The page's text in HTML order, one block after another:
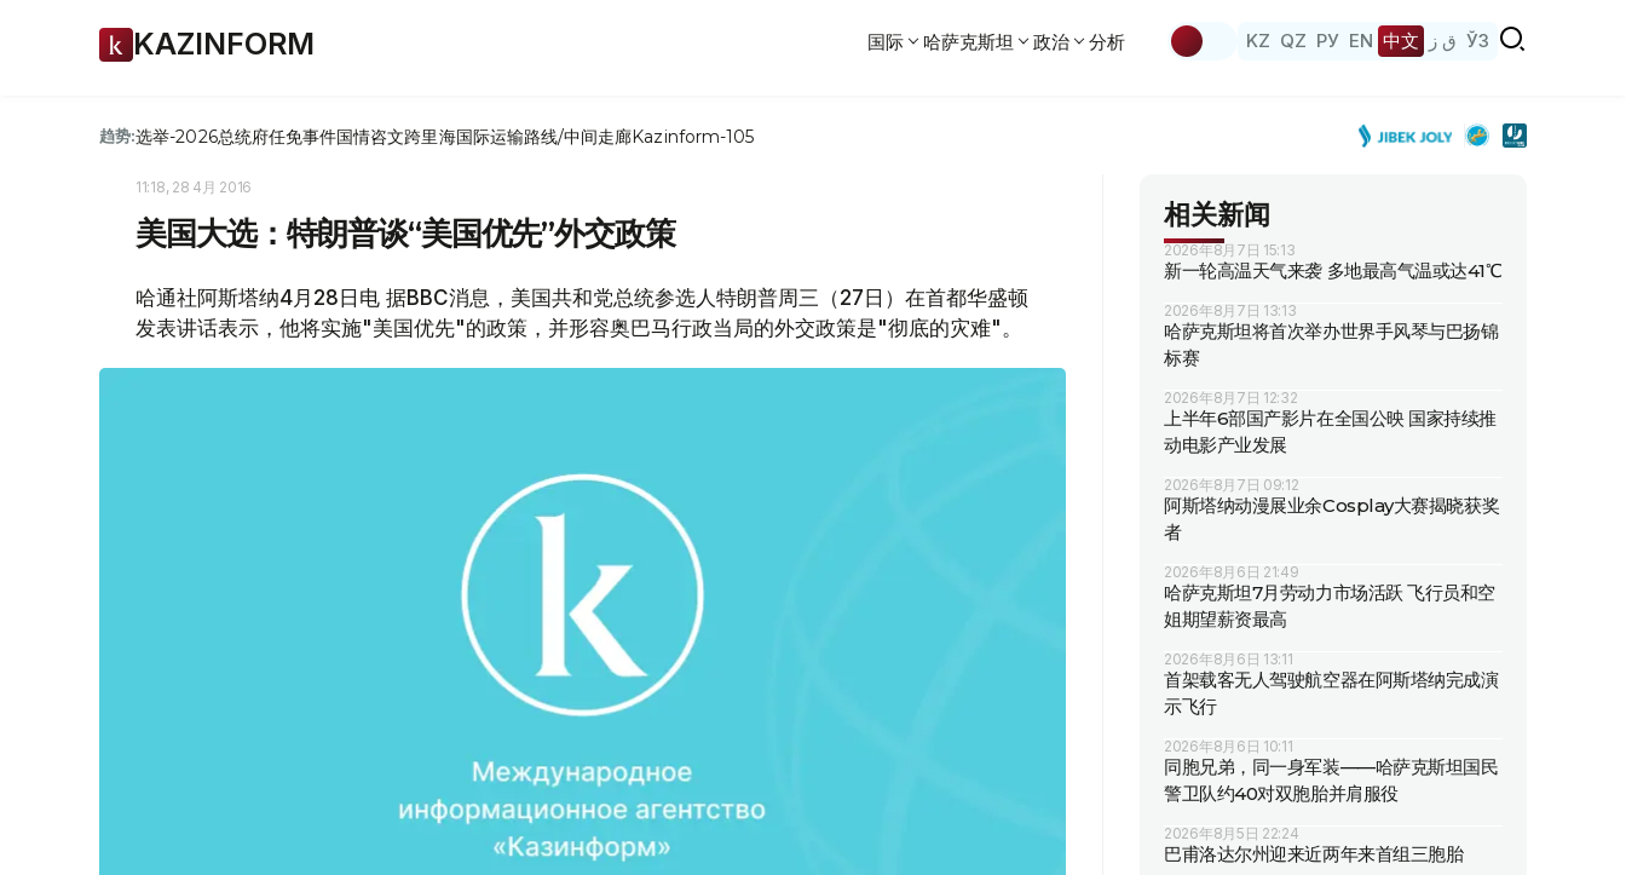
KAZINFORM 国际 哈萨克斯坦 政治 分析 KZ QZ РУ EN 中文 ق ز ЎЗ
趋势:选举-2026总统府任免事件国情咨文跨里海国际运输路线/中间走廊Kazinform-105
11:18, 28 4月 2016
美国大选：特朗普谈“美国优先”外交政策
哈通社阿斯塔纳4月28日电 据BBC消息，美国共和党总统参选人特朗普周三（27日）在首都华盛顿
发表讲话表示，他将实施"美国优先"的政策，并形容奥巴马行政当局的外交政策是"彻底的灾难"。
相关新闻
2026年8月7日 15:13
新一轮高温天气来袭 多地最高气温或达41℃
2026年8月7日 13:13
哈萨克斯坦将首次举办世界手风琴与巴扬锦
标赛
2026年8月7日 12:32
上半年6部国产影片在全国公映 国家持续推
动电影产业发展
2026年8月7日 09:12
阿斯塔纳动漫展业余Cosplay大赛揭晓获奖
者
2026年8月6日 21:49
哈萨克斯坦7月劳动力市场活跃 飞行员和空
姐期望薪资最高
2026年8月6日 13:11
首架载客无人驾驶航空器在阿斯塔纳完成演
示飞行
2026年8月6日 10:11
同胞兄弟，同一身军装——哈萨克斯坦国民
警卫队约40对双胞胎并肩服役
2026年8月5日 22:24
巴甫洛达尔州迎来近两年来首组三胞胎